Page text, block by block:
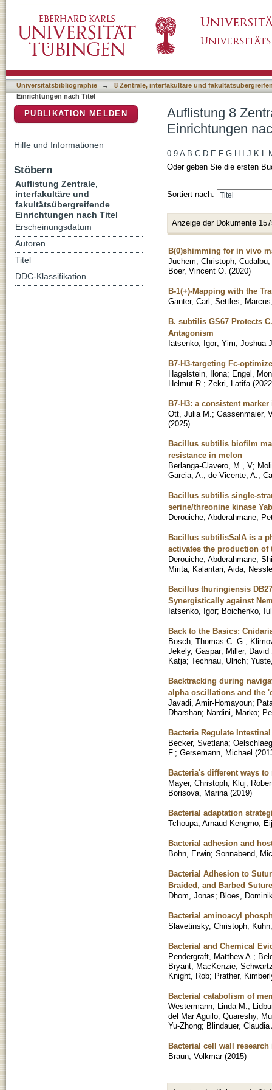
Universitätsbibliographie →
8 Zentrale, interfakultäre und
Einrichtungen nach Titel
Auflistung 8
Einrichtungen
0-9 A B C D E F G H J K L
Oder geben Sie die ersten
Sortiert nach:
Anzeige der Dokumente
B(0)shimming for in vivo
Juchem, Christoph;
Boer, Vincent O. (2020)
B-1(+)-Mapping with the
Ganter, Carl; Settles, Marcus
B. subtilis GS67 Protects
Antagonism
Iatsenko, Igor; Yim, Joshua
B7-H3-targeting Fc-
Hagelstein, Ilona; Engel,
Helmut R. ; Zekri, Latifa (2022
B7-H3: a consistent
Ott, Julia M. ; Gassenmaier,
(2025)
Bacillus subtilis biofilm
resistance in melon
Berlanga-Clavero, M., V;
Garcia, A. ; de Vicente, A. ;
Bacillus subtilis single-
serine/threonine kinase
Derouiche, Abderahmane;
Bacillus subtilisSalA is a
activates the production of
Derouiche, Abderahmane;
Mirita; Kalantari, Aida;
Bacillus thuringiensis
Synergistically against
Iatsenko, Igor; Boichenko,
Back to the Basics:
Bosch, Thomas C. G. ;
Jekely, Gaspar; Miller, David
Katja; Technau, Ulrich;
Backtracking during
alpha oscillations and the
Javadi, Amir-Homayoun;
Dharshan; Nardini, Marko;
Bacteria Regulate
Becker, Svetlana;
F. ; Gersemann, Michael (
Bacteria's different ways
Mayer, Christoph; Kluj,
Borisova, Marina (2019)
Bacterial adaptation
Tchoupa, Arnaud Kengmo;
Bacterial adhesion and
Bohn, Erwin; Sonnabend,
Bacterial Adhesion to
Braided, and Barbed
Dhom, Jonas; Bloes,
Bacterial aminoacyl
Slavetinsky, Christoph;
Bacterial and Chemical
Pendergraft, Matthew A. ;
Bryant, MacKenzie;
Knight, Rob; Prather,
Bacterial catabolism of
Westermann, Linda M. ;
del Mar Aguilo; Quareshy,
Yu-Zhong; Blindauer, Claudia
Bacterial cell wall
Braun, Volkmar (2015)
PUBLIKATION MELDEN
Hilfe und Informationen
Stöbern
Auflistung Zentrale,
interfakultäre und
fakultätsübergreifende
Einrichtungen nach Titel
Erscheinungsdatum
Autoren
Titel
DDC-Klassifikation